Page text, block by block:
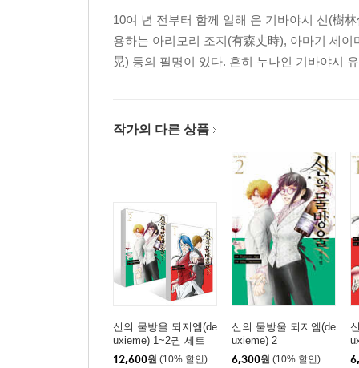
10여 년 전부터 함께 일해 온 기바야시 신(樹
용하는 아리모리 조지(有森丈時), 아마기 세
晃) 등의 필명이 있다. 흔히 누나인 기바야시
작가의 다른 상품
신의 물방울 되지엠(de
uxieme) 1~2권 세트
12,600원 (10% 할인)
신의 물방울 되지엠(de
uxieme) 2
6,300원 (10% 할인)